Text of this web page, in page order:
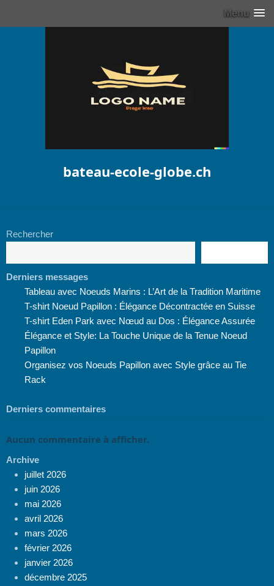
Menu
bateau-ecole-globe.ch
Rechercher
Derniers messages
Tableau avec Noeuds Marins : L’Art de la Tradition Maritime
T-shirt Noeud Papillon : Élégance Décontractée en Suisse
T-shirt Eden Park avec Nœud au Dos : Élégance Assurée
Élégance et Style: La Touche Unique de la Tenue Noeud
Papillon
Organisez vos Noeuds Papillon avec Style grâce au Tie
Rack
Derniers commentaires
Aucun commentaire à afficher.
Archive
juillet 2026
juin 2026
mai 2026
avril 2026
mars 2026
février 2026
janvier 2026
décembre 2025